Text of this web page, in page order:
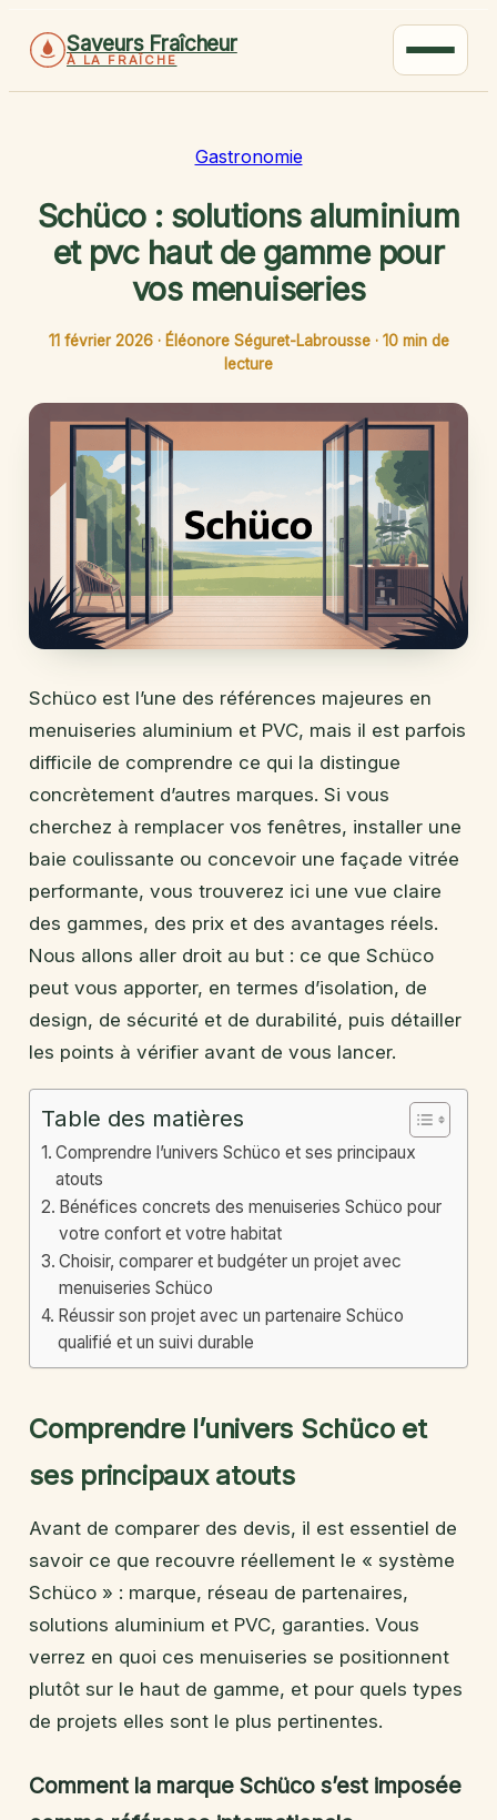
Saveurs Fraîcheur
À LA FRAÎCHE
Gastronomie
Schüco : solutions aluminium
et pvc haut de gamme pour
vos menuiseries
11 février 2026 · Éléonore Séguret-Labrousse · 10 min de
lecture
Schüco est l’une des références majeures en
menuiseries aluminium et PVC, mais il est parfois
difficile de comprendre ce qui la distingue
concrètement d’autres marques. Si vous
cherchez à remplacer vos fenêtres, installer une
baie coulissante ou concevoir une façade vitrée
performante, vous trouverez ici une vue claire
des gammes, des prix et des avantages réels.
Nous allons aller droit au but : ce que Schüco
peut vous apporter, en termes d’isolation, de
design, de sécurité et de durabilité, puis détailler
les points à vérifier avant de vous lancer.
Table des matières
Comprendre l’univers Schüco et ses principaux
atouts
Bénéfices concrets des menuiseries Schüco pour
votre confort et votre habitat
Choisir, comparer et budgéter un projet avec
menuiseries Schüco
Réussir son projet avec un partenaire Schüco
qualifié et un suivi durable
Comprendre l’univers Schüco et
ses principaux atouts
Avant de comparer des devis, il est essentiel de
savoir ce que recouvre réellement le « système
Schüco » : marque, réseau de partenaires,
solutions aluminium et PVC, garanties. Vous
verrez en quoi ces menuiseries se positionnent
plutôt sur le haut de gamme, et pour quels types
de projets elles sont le plus pertinentes.
Comment la marque Schüco s’est imposée